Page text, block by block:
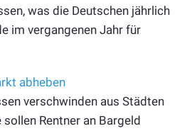
was die Deutschen jährlich
im vergangenen Jahr für
abheben
verschwinden aus Städten
sollen Rentner an Bargeld